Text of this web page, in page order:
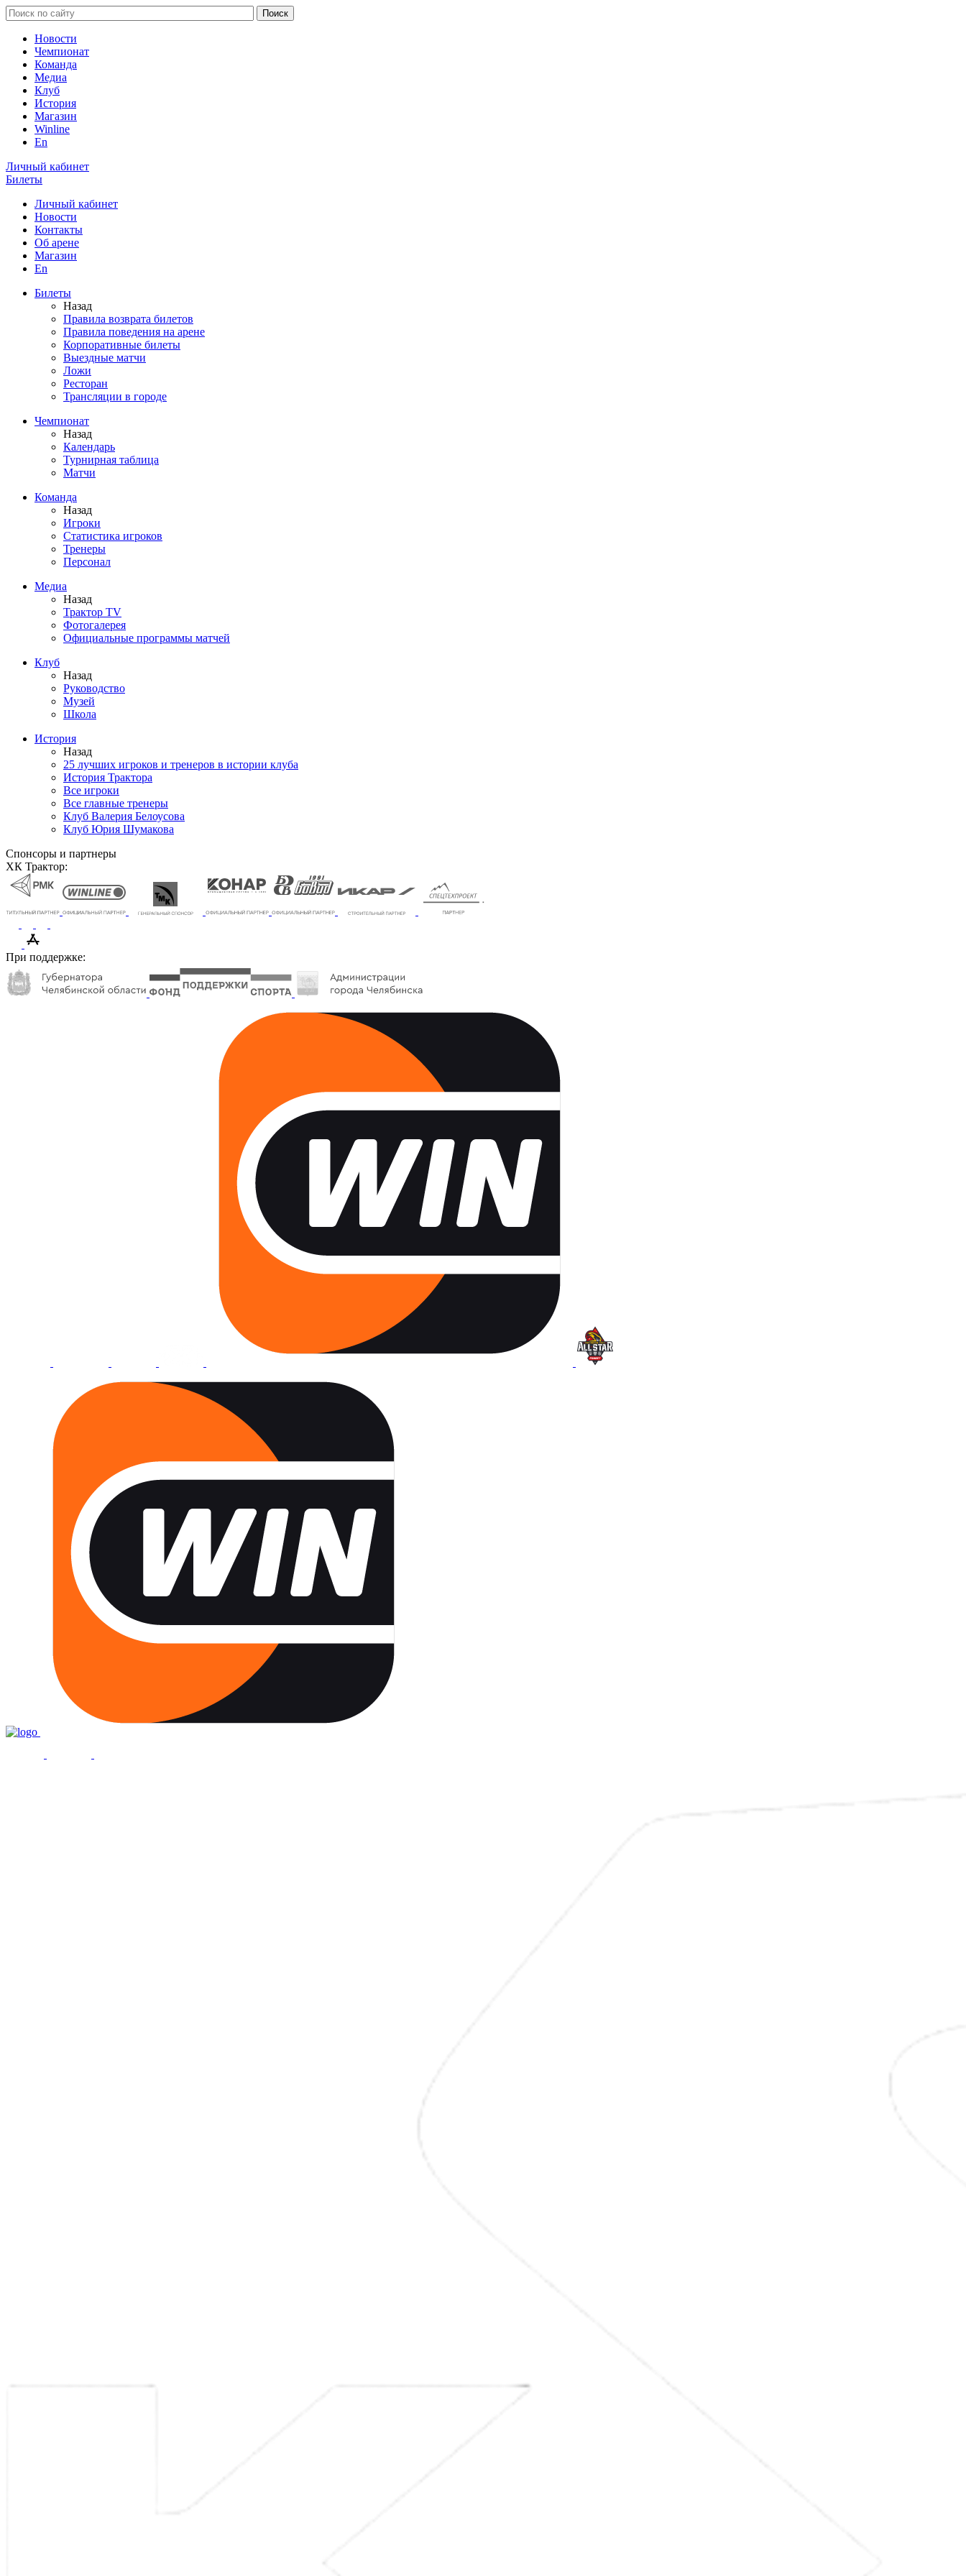
Новости
Чемпионат
Команда
Медиа
Клуб
История
Магазин
Winline
En
Личный кабинет
Билеты
Личный кабинет
Новости
Контакты
Об арене
Магазин
En
Билеты
Назад
Правила возврата билетов
Правила поведения на арене
Корпоративные билеты
Выездные матчи
Ложи
Ресторан
Трансляции в городе
Чемпионат
Назад
Календарь
Турнирная таблица
Матчи
Команда
Назад
Игроки
Статистика игроков
Тренеры
Персонал
Медиа
Назад
Трактор TV
Фотогалерея
Официальные программы матчей
Клуб
Назад
Руководство
Музей
Школа
История
Назад
25 лучших игроков и тренеров в истории клуба
История Трактора
Все игроки
Все главные тренеры
Клуб Валерия Белоусова
Клуб Юрия Шумакова
Спонсоры и партнеры
ХК Трактор:
При поддержке: